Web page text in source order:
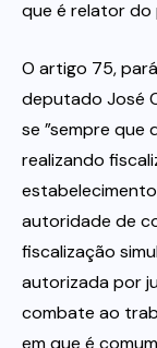
que é relator do
O artigo 75,
deputado José
se ”sempre
realizando
autoridade de
fiscalização
autorizada por
combate ao
em que é